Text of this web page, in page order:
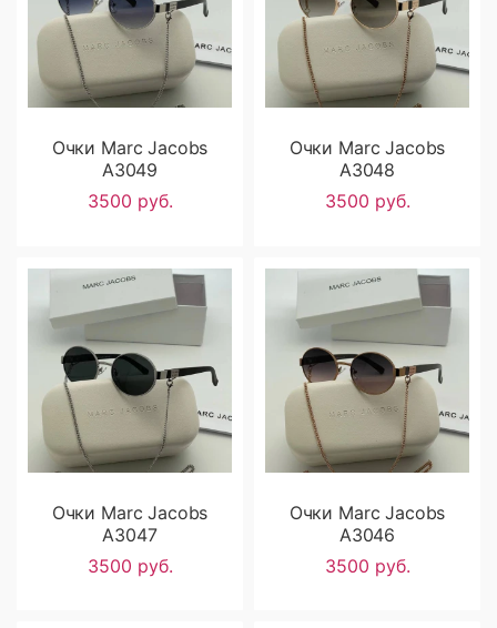
Очки Marc Jacobs
A3049
3500 руб.
Очки Marc Jacobs
A3048
3500 руб.
Очки Marc Jacobs
A3047
3500 руб.
Очки Marc Jacobs
A3046
3500 руб.